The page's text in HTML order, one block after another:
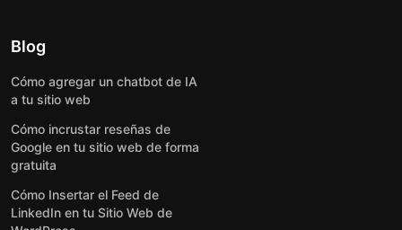
Blog
Cómo agregar un chatbot de IA
a tu sitio web
Cómo incrustar reseñas de
Google en tu sitio web de forma
gratuita
Cómo Insertar el Feed de
LinkedIn en tu Sitio Web de